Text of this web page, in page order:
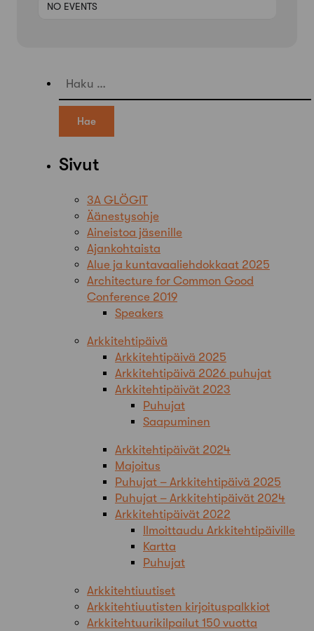
NO EVENTS
Haku:
Sivut
3A GLÖGIT
Äänestysohje
Aineistoa jäsenille
Ajankohtaista
Alue ja kuntavaaliehdokkaat 2025
Architecture for Common Good
Conference 2019
Speakers
Arkkitehtipäivä
Arkkitehtipäivä 2025
Arkkitehtipäivä 2026 puhujat
Arkkitehtipäivät 2023
Puhujat
Saapuminen
Arkkitehtipäivät 2024
Majoitus
Puhujat – Arkkitehtipäivä 2025
Puhujat – Arkkitehtipäivät 2024
Arkkitehtipäivät 2022
Ilmoittaudu Arkkitehtipäiville
Kartta
Puhujat
Arkkitehtiuutiset
Arkkitehtiuutisten kirjoituspalkkiot
Arkkitehtuurikilpailut 150 vuotta